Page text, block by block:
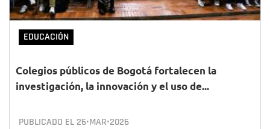
EDUCACIÓN
Colegios públicos de Bogotá fortalecen la
investigación, la innovación y el uso de...
PUBLICADO EL 26•MAR•2026